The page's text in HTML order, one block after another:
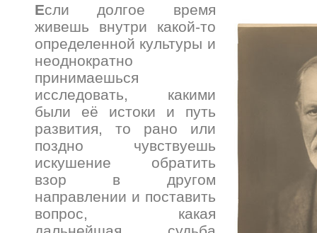
Если долгое время
живешь внутри какой-то
определенной культуры и
неоднократно
принимаешься
исследовать, какими
были её истоки и путь
развития, то рано или
поздно чувствуешь
искушение обратить
взор в другом
направлении и поставить
вопрос, какая